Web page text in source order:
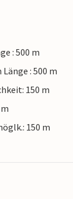
: 500 m
: 500 m
150 m
150 m